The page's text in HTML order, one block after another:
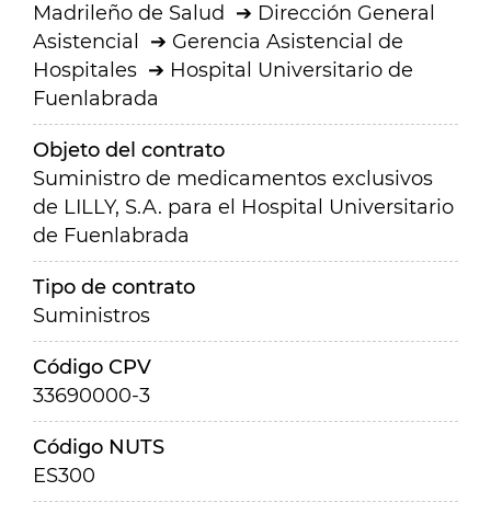
Madrileño de Salud
Dirección General
Asistencial
Gerencia Asistencial de
Hospitales
Hospital Universitario de
Fuenlabrada
Objeto del contrato
Suministro de medicamentos exclusivos
de LILLY, S.A. para el Hospital Universitario
de Fuenlabrada
Tipo de contrato
Suministros
Código CPV
33690000-3
Código NUTS
ES300